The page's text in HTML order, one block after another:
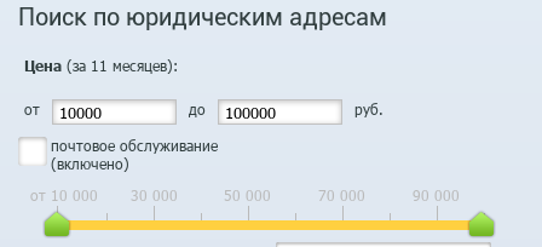
Поиск по юридическим адресам
Цена (за 11 месяцев):
от до
руб.
почтовое обслуживание
(включено)
от 10 000
30 000 50 000 70 000 90 000